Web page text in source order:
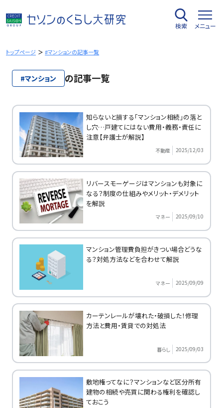
容
を
キ
検索 メニュー
トップページ #マンションの記事一覧
#マンション の記事一覧
知らないと損する「マンション相続」の落と
し穴…戸建てにはない費用・義務・責任に
注意【弁護士が解説】
不動産 2025/12/03
リバースモーゲージはマンションも対象に
なる？制度の仕組みやメリット・デメリット
を解説
マネー 2025/09/10
マンション管理費負担がきつい場合どうな
る？対処方法などを合わせて解説
マネー 2025/09/09
カーテンレールが壊れた・破損した！修理
方法と費用・賃貸での対処法
暮らし 2025/09/03
敷地権ってなに？マンションなど区分所有
建物の相続や売買に関わる権利を確認し
ておこう